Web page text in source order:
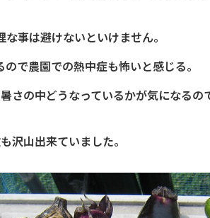
事は避けないといけません。
で農園での熱中症も怖いと感じる。
さの中どうなっているかが気になるの
沢山出来ていました。